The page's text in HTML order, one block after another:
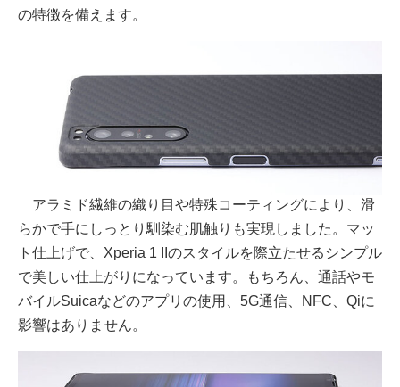
の特徴を備えます。
アラミド繊維の織り目や特殊コーティングにより、滑
らかで手にしっとり馴染む肌触りも実現しました。マッ
ト仕上げで、Xperia 1 IIのスタイルを際立たせるシンプル
で美しい仕上がりになっています。もちろん、通話やモ
バイルSuicaなどのアプリの使用、5G通信、NFC、Qiに
影響はありません。